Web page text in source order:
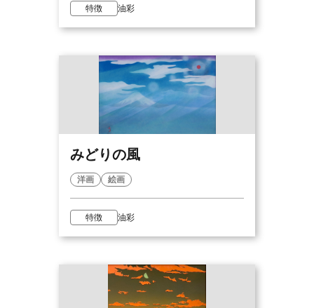
特徴 油彩
みどりの風
洋画 絵画
特徴 油彩